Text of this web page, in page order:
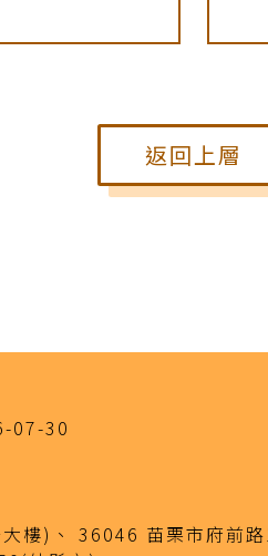
返回上層
07-30
樓)、 36046 苗栗市府前